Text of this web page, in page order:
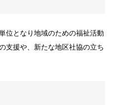
位となり地域のための福祉活動
支援や、新たな地区社協の立ち